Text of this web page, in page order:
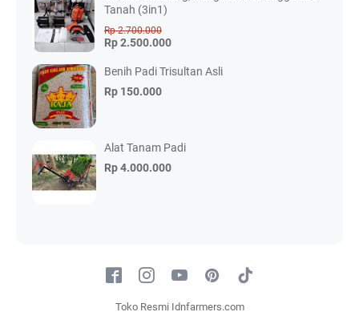
Tanah (3in1)
Rp 2.700.000
Rp 2.500.000
Benih Padi Trisultan Asli
Rp 150.000
Alat Tanam Padi
Rp 4.000.000
Toko Resmi Idnfarmers.com